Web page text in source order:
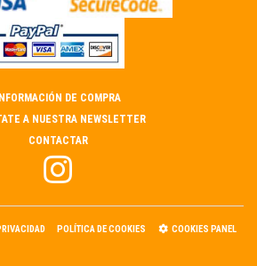
INFORMACIÓN DE COMPRA
A NUESTRA NEWSLETTER
CONTACTAR
POLÍTICA DE COOKIES COOKIES PANEL